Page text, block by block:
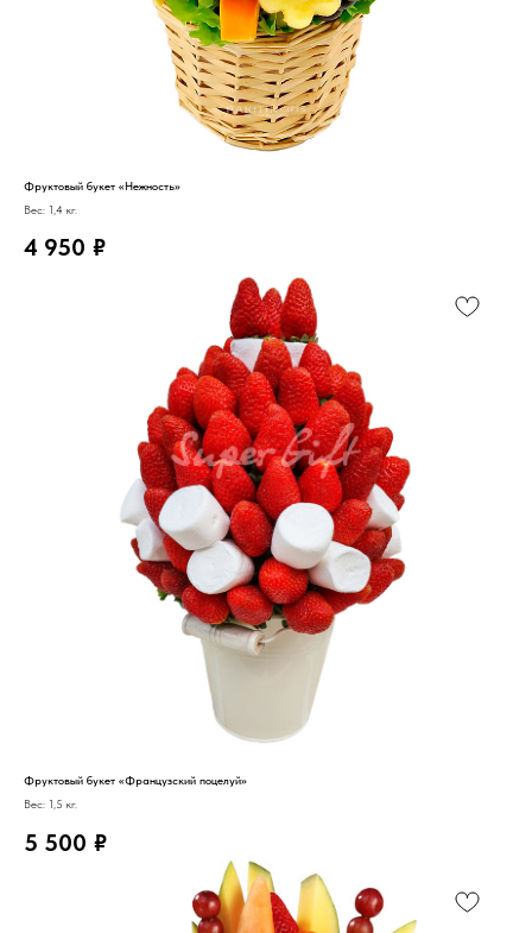
Фруктовый букет «Нежность»
Вес: 1,4 кг.
4 950 ₽
Фруктовый букет «Французский поцелуй»
Вес: 1,5 кг.
5 500 ₽